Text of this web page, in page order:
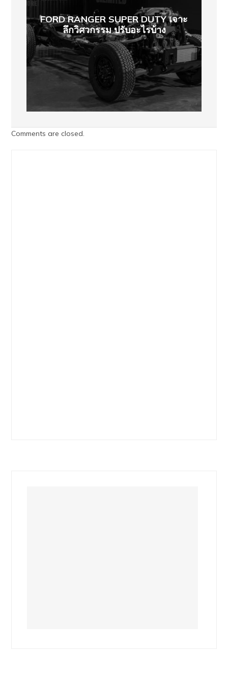
FORD RANGER SUPER DUTY เจาะ
ลึกวิศวกรรม ปรับอะไรบ้าง
Comments are closed.